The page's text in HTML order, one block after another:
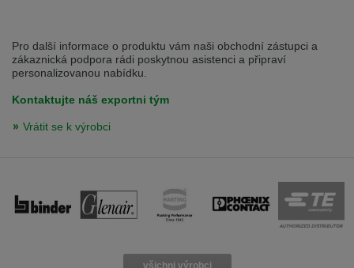
Pro další informace o produktu vám naši obchodní zástupci a
zákaznická podpora rádi poskytnou asistenci a připraví
personalizovanou nabídku.
Kontaktujte náš exportni tým
Vrátit se k výrobci